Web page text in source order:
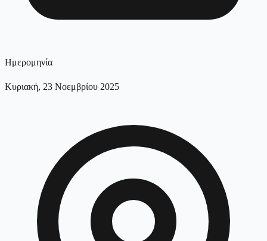
Ημερομηνία
Κυριακή, 23 Νοεμβρίου 2025